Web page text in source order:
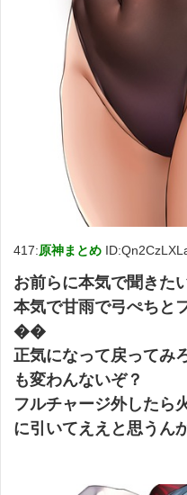
417:原神まとめ
お前らに本気で聞きた
本気で甘雨で弓ぺちと
��
正気になって戻ってみ
も変わんないぞ？
フルチャージ外したら
に引いてええと思うん